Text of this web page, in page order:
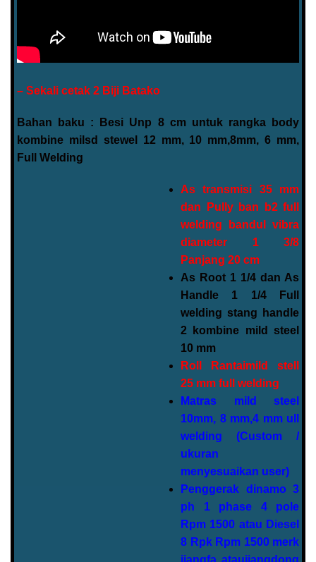
– Sekali cetak 2 Biji Batako
Bahan baku : Besi Unp 8 cm untuk rangka body
kombine milsd stewel 12 mm, 10 mm,8mm, 6 mm,
Full Welding
As transmisi 35 mm
dan Pully ban b2 full
welding bandul vibra
diameter 1 3/8
Panjang 20 cm
As Root 1 1/4 dan As
Handle 1 1/4 Full
welding stang handle
2 kombine mild steel
10 mm
Roll Rantaimild stell
25 mm full welding
Matras mild steel
10mm, 8 mm,4 mm ull
welding (Custom /
ukuran
menyesuaikan user)
Penggerak dinamo 3
ph 1 phase 4 pole
Rpm 1500 atau Diesel
8 Rpk Rpm 1500 merk